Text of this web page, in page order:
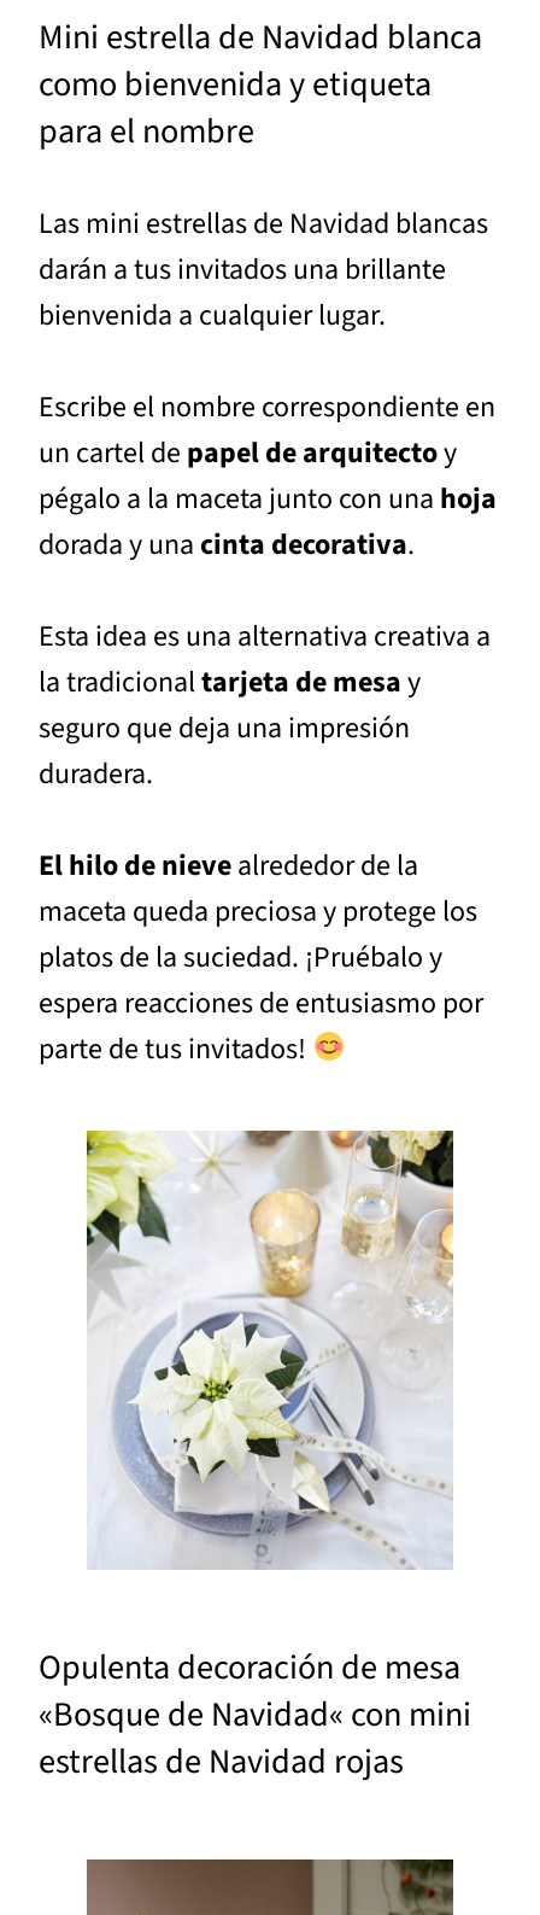
Mini estrella de Navidad blanca
como bienvenida y etiqueta
para el nombre
Las mini estrellas de Navidad blancas
darán a tus invitados una brillante
bienvenida a cualquier lugar.
Escribe el nombre correspondiente en
un cartel de papel de arquitectoy
pégalo a la maceta junto con una hoja
dorada y una cinta decorativa.
Esta idea es una alternativa creativa a
la tradicionaltarjeta de mesay
seguro que deja una impresión
duradera.
El hilo de nievealrededor de la
maceta queda preciosa y protege los
platos de la suciedad. ¡Pruébalo y
espera reacciones de entusiasmo por
parte de tus invitados!
Opulenta decoración de mesa
«Bosque de Navidad« con mini
estrellas de Navidad rojas